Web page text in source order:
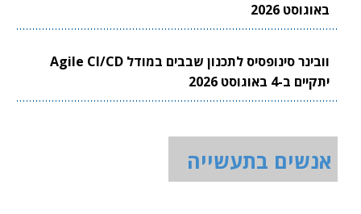
באוגוסט 2026
וובינר סינופסיס לתכנון שבבים במודל Agile CI/CD
יתקיים ב-4 באוגוסט 2026
אנשים בתעשייה